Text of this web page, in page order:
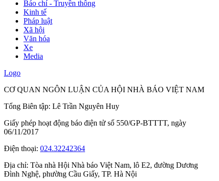
Báo chí - Truyền thông
Kinh tế
Pháp luật
Xã hội
Văn hóa
Xe
Media
Logo
CƠ QUAN NGÔN LUẬN CỦA HỘI NHÀ BÁO VIỆT NAM
Tổng Biên tập: Lê Trần Nguyên Huy
Giấy phép hoạt động báo điện tử số 550/GP-BTTTT, ngày
06/11/2017
Điện thoại: 024.32242364
Địa chỉ: Tòa nhà Hội Nhà báo Việt Nam, lô E2, đường Dương
Đình Nghệ, phường Cầu Giấy, TP. Hà Nội